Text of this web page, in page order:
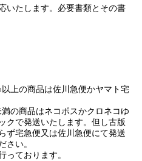
たします。必要書類とその書
上の商品は佐川急便かヤマト宅
の商品はネコポスかクロネコゆ
クで発送いたします。但し古版
ず宅急便又は佐川急便にて発送
さい。
ております。